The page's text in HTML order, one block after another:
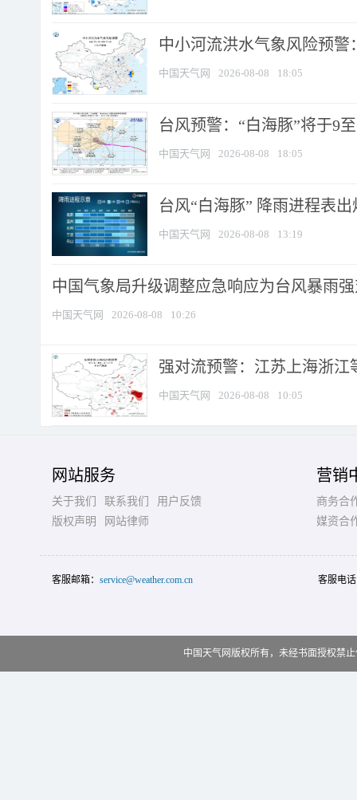
中小河流洪水气象风险预
中国天气网 2026-08-08 18:05
台风预警：“白海豚”将于9
中国天气网 2026-08-08 18:05
台风“白海豚” 降雨进程表
中国天气网 2026-08-08 13:19
中国气象局升级调整应急响应为台风暴雨
中国天气网 2026-08-08 10:26
强对流预警：江苏上海浙江
中国天气网 2026-08-08 10:05
网站服务
关于我们 联系我们
用户反馈
版权声明
网站律师
营销
商务合
媒资合
客服邮箱： service@weather.com.cn 客服电
中国天气网版权所有，未经书面授权